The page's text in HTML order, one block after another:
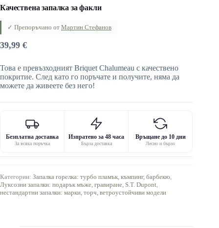
Качествена запалка за факли
✓ Препоръчано от Мартин Стефанов
39,99 €
Това е превъзходният Briquet Chalumeau с качествено
покритие. След като го поръчате и получите, няма да
можете да живеете без него!
Безплатна доставка
За всяка поръчка
Изпратено за 48 часа
Бърза доставка
Връщане до 10 дни
Лесно и бързо
Категории: Запалка горелка: турбо пламък, къмпинг, барбекю
Луксозни запалки: подарък мъже, гравиране, S.T. Dupont
нестандартни запалки: марки, торч, ветроустойчиви модели